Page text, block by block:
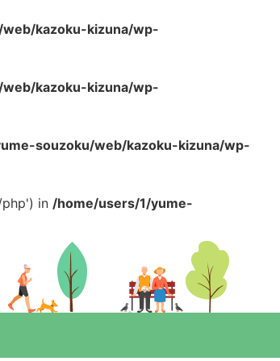
kazoku-kizuna/wp-
kazoku-kizuna/wp-
souzoku/web/kazoku-kizuna/wp-
in /home/users/1/yume-